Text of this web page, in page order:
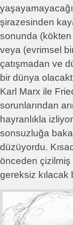
şirazesinden
sonunda (kökten
veya (evrimsel
çatışmadan ve
bir dünya
Karl Marx ile
sorunlarından
hayranlıkla
sonsuzluğa
düzüyordu.
önceden
gereksiz kılacak